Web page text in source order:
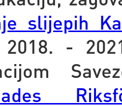
slijepih
2018. -